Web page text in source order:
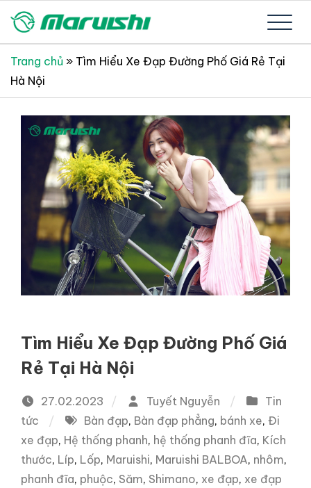
Skip
content
Xe đạp Nhật Bản Maruishi –
Since 1894
Xe đạp Nhật Bản nguyên thùng mới 100%
Trang chủ » Tìm Hiểu Xe Đạp Đường Phố Giá Rẻ Tại
Hà Nội
Tìm Hiểu Xe Đạp Đường Phố Giá
Rẻ Tại Hà Nội
27.02.2023 Tuyết Nguyễn
Tin
tức
Bàn đạp, Bàn đạp phẳng, bánh xe, Đi
xe đạp, Hệ thống phanh, hệ thống phanh đĩa, Kích
thước, Líp, Lốp, Maruishi, Maruishi BALBOA, nhôm,
phanh đĩa, phuộc, Săm, Shimano, xe đạp, xe đạp